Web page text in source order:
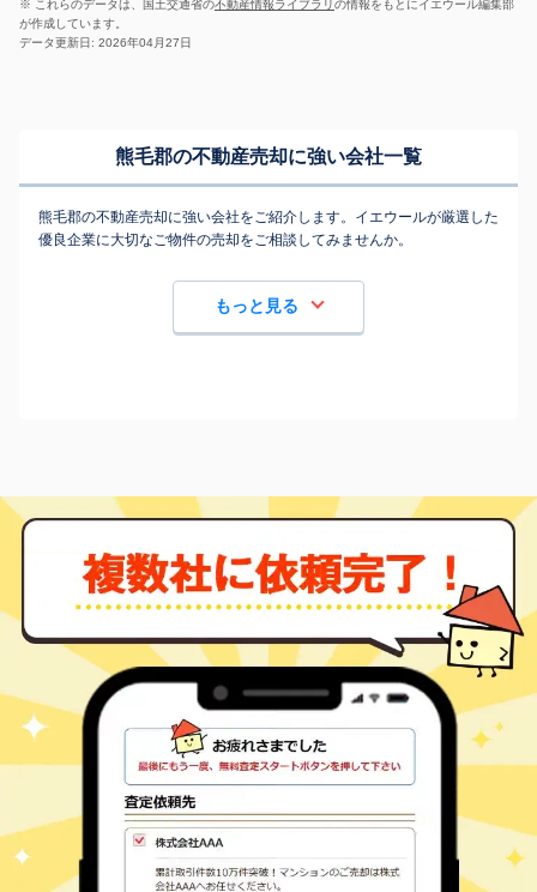
※ これらのデータは、国土交通省の不動産情報ライブラリの情報をもとにイエウール編集部
が作成しています。
データ更新日: 2026年04月27日
熊毛郡の不動産売却に強い会社一覧
熊毛郡の不動産売却に強い会社をご紹介します。イエウールが厳選した
優良企業に大切なご物件の売却をご相談してみませんか。
もっと見る